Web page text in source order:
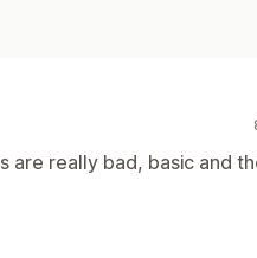
are really bad, basic and